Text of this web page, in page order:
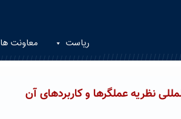
ریاست معاونت ها
نظریه‌ عملگرها و کاربردهای آن